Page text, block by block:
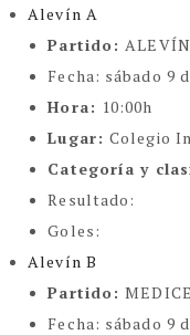
Alevín A
Partido:
Fecha: sábado 9
Hora: 10:00h
Lugar:Colegio
Categoría y
Resultado:
Goles:
Alevín B
Partido:
Fecha: sábado 9